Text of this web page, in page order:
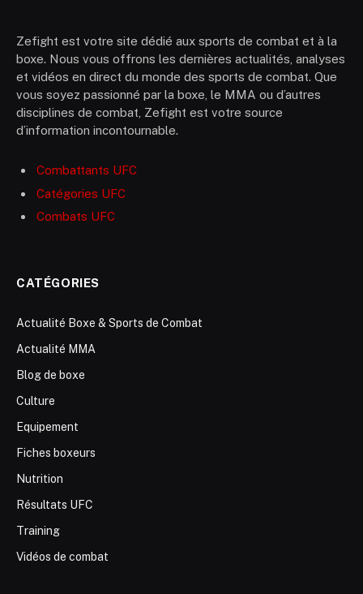
Zefight est votre site dédié aux sports de combat et à la
boxe. Nous vous offrons les dernières actualités, analyses
et vidéos en direct du monde des sports de combat. Que
vous soyez passionné par la boxe, le MMA ou d’autres
disciplines de combat, Zefight est votre source
d’information incontournable.
Combattants UFC
Catégories UFC
Combats UFC
CATÉGORIES
Actualité Boxe & Sports de Combat
Actualité MMA
Blog de boxe
Culture
Equipement
Fiches boxeurs
Nutrition
Résultats UFC
Training
Vidéos de combat